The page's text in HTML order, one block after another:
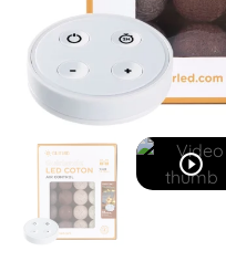
play_circle_outline